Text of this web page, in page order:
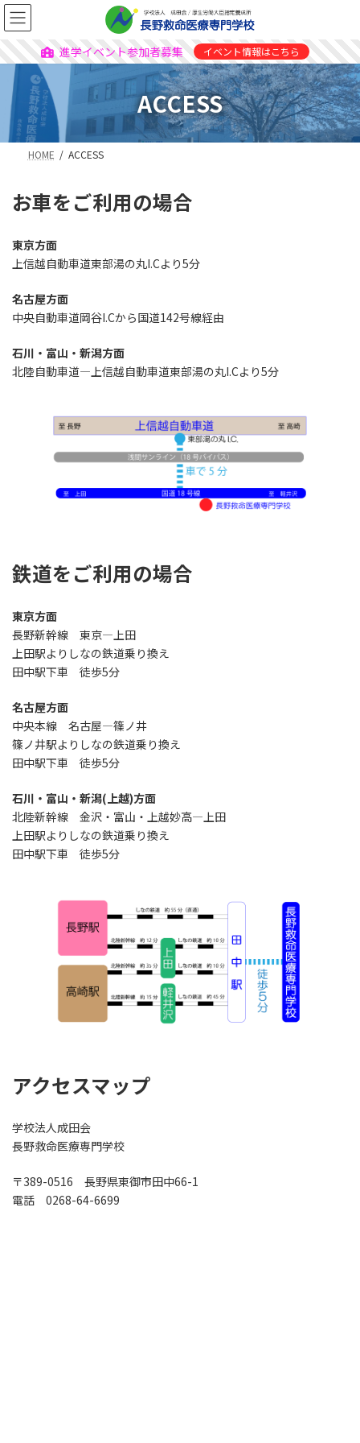
進学イベント参加者募集 イベント情報はこちら
ACCESS
HOME ACCESS
お車をご利用の場合
東京方面
上信越自動車道東部湯の丸I.Cより5分
名古屋方面
中央自動車道岡谷I.Cから国道142号線経由
石川・富山・新潟方面
北陸自動車道―上信越自動車道東部湯の丸I.Cより5分
鉄道をご利用の場合
東京方面
長野新幹線 東京―上田
上田駅よりしなの鉄道乗り換え
田中駅下車 徒歩5分
名古屋方面
中央本線 名古屋―篠ノ井
篠ノ井駅よりしなの鉄道乗り換え
田中駅下車 徒歩5分
石川・富山・新潟(上越)方面
北陸新幹線 金沢・富山・上越妙高―上田
上田駅よりしなの鉄道乗り換え
田中駅下車 徒歩5分
アクセスマップ
学校法人成田会
長野救命医療専門学校
〒389-0516 長野県東御市田中66-1
電話 0268-64-6699